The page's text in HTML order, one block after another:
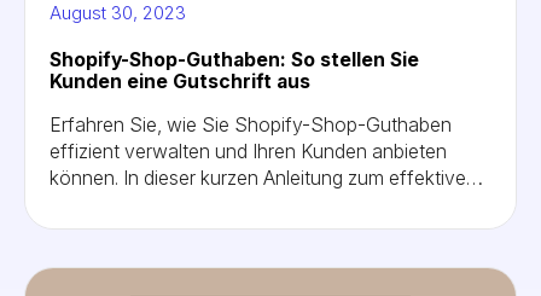
August 30, 2023
Shopify-Shop-Guthaben: So stellen Sie
Kunden eine Gutschrift aus
Erfahren Sie, wie Sie Shopify-Shop-Guthaben
effizient verwalten und Ihren Kunden anbieten
können. In dieser kurzen Anleitung zum effektiven
Lösungen für manuelle Ladengutschriften und